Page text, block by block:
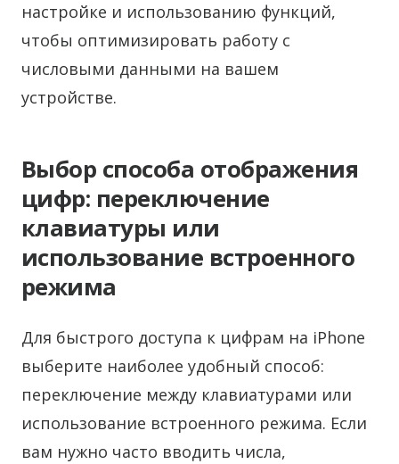
настройке и использованию функций,
чтобы оптимизировать работу с
числовыми данными на вашем
устройстве.
Выбор способа отображения
цифр: переключение
клавиатуры или
использование встроенного
режима
Для быстрого доступа к цифрам на iPhone
выберите наиболее удобный способ:
переключение между клавиатурами или
использование встроенного режима. Если
вам нужно часто вводить числа,